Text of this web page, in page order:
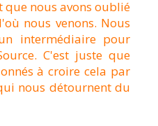
que nous avons oublié
nous venons. Nous
intermédiaire pour
C'est juste que
à croire cela par
nous détournent du